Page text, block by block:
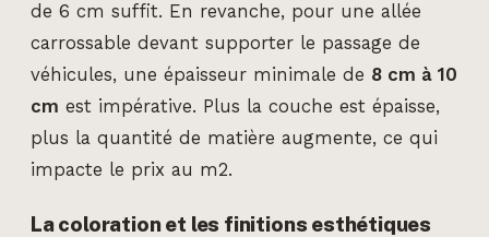
de 6 cm suffit. En revanche, pour une allée
carrossable devant supporter le passage de
véhicules, une épaisseur minimale de 8 cm à 10
cm est impérative. Plus la couche est épaisse,
plus la quantité de matière augmente, ce qui
impacte le prix au m2.
La coloration et les finitions esthétiques